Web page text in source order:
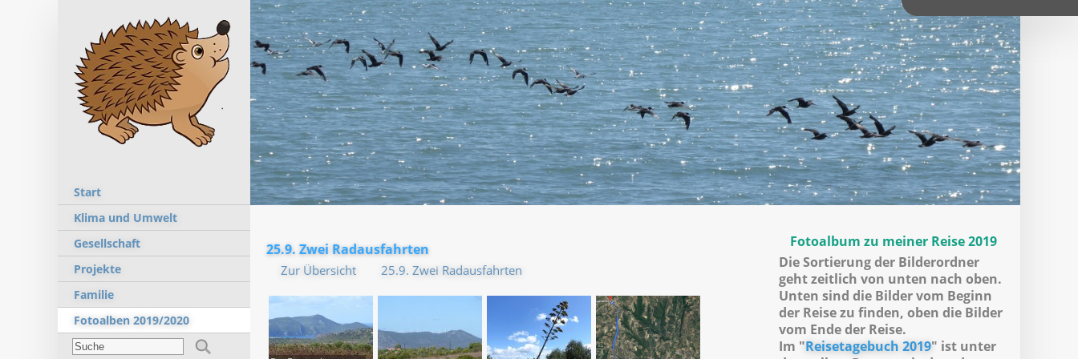
Start
Klima und Umwelt
Gesellschaft
Projekte
Familie
Fotoalben 2019/2020
25.9. Zwei Radausfahrten
Zur Übersicht 25.9. Zwei Radausfahrten
Fotoalbum zu meiner Reise 2019
Die Sortierung der Bilderordner
geht zeitlich von unten nach oben.
Unten sind die Bilder vom Beginn
der Reise zu finden, oben die Bilder
vom Ende der Reise.
Im "Reisetagebuch 2019" ist unter